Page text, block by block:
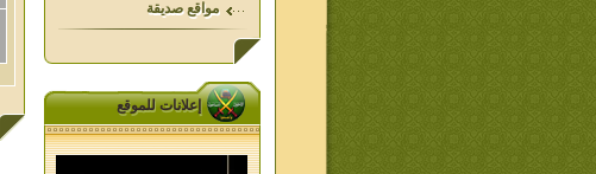
مواقع صديقة
إعلانات للموقع